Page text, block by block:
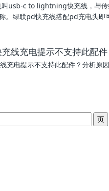
usb-c to lightning快充线，与
。绿联pd快充线搭配pd充电头
线充电提示不支持此配件
充电提示不支持此配件？分析